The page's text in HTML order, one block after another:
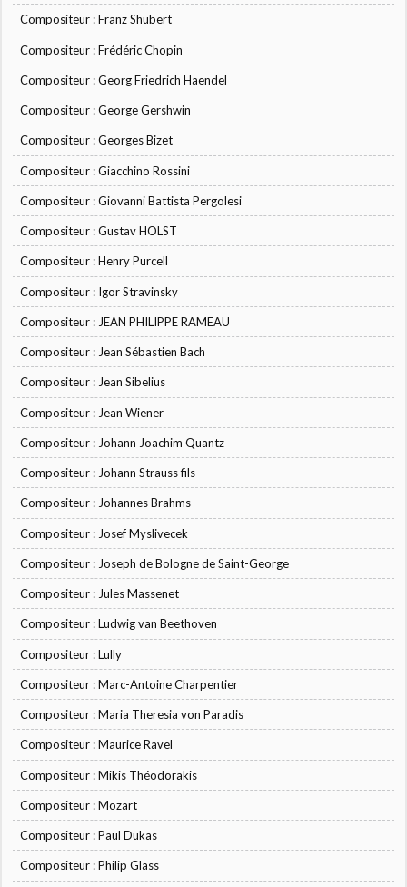
Compositeur : Franz Shubert
Compositeur : Frédéric Chopin
Compositeur : Georg Friedrich Haendel
Compositeur : George Gershwin
Compositeur : Georges Bizet
Compositeur : Giacchino Rossini
Compositeur : Giovanni Battista Pergolesi
Compositeur : Gustav HOLST
Compositeur : Henry Purcell
Compositeur : Igor Stravinsky
Compositeur : JEAN PHILIPPE RAMEAU
Compositeur : Jean Sébastien Bach
Compositeur : Jean Sibelius
Compositeur : Jean Wiener
Compositeur : Johann Joachim Quantz
Compositeur : Johann Strauss fils
Compositeur : Johannes Brahms
Compositeur : Josef Myslivecek
Compositeur : Joseph de Bologne de Saint-George
Compositeur : Jules Massenet
Compositeur : Ludwig van Beethoven
Compositeur : Lully
Compositeur : Marc-Antoine Charpentier
Compositeur : Maria Theresia von Paradis
Compositeur : Maurice Ravel
Compositeur : Mikis Théodorakis
Compositeur : Mozart
Compositeur : Paul Dukas
Compositeur : Philip Glass